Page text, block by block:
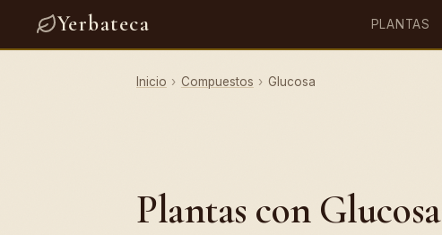
Yerbateca PLANTAS
Inicio › Compuestos › Glucosa
Plantas con Glucosa